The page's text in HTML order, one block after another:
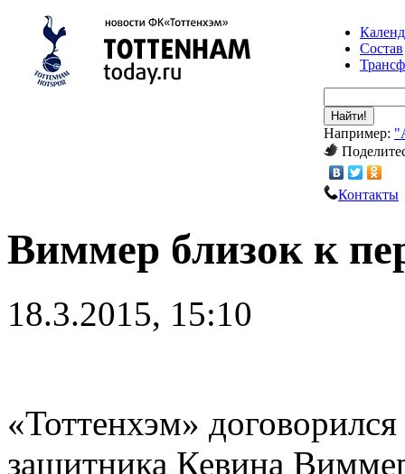
Состав
Найти!
Например:
Контакты
Виммер близок к
18.3.2015, 15:10
«Тоттенхэм»
защитника Кевина